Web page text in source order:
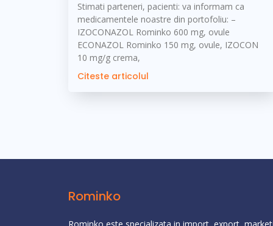
Stimati parteneri, pacienti: va informam ca
medicamentele noastre din portofoliu: –
IZOCONAZOL Rominko 600 mg, ovule
ECONAZOL Rominko 150 mg, ovule, IZOCON
10 mg/g crema,
Citeste articolul
Rominko